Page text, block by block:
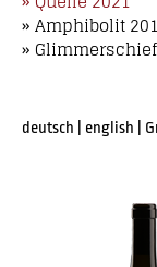
» Amphibolit
»
deutsch english